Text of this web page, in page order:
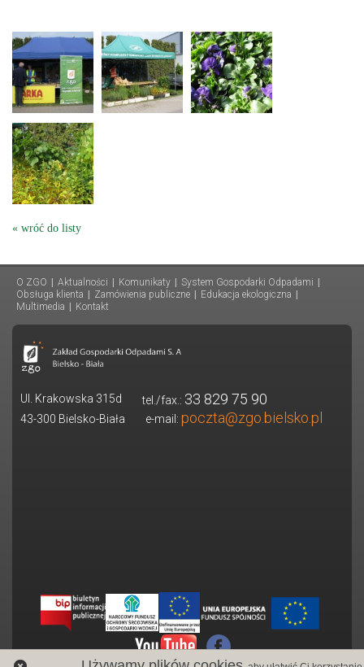
« wróć do listy
O ZGO Aktualności Komunikaty System Gospodarki Odpadami
Obsługa klienta
Zamówienia publiczne Edukacja ekologiczna
Multimedia
Kontakt
Ul. Krakowska 315d tel./fax.: 33 829 75 90
43-300 Bielsko-Biała e-mail: poczta@zgo.bielsko.pl